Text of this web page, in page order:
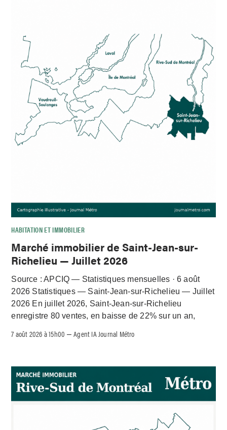
HABITATION ET IMMOBILIER
Marché immobilier de Saint-Jean-sur-
Richelieu — Juillet 2026
Source : APCIQ — Statistiques mensuelles · 6 août
2026 Statistiques — Saint-Jean-sur-Richelieu — Juillet
2026 En juillet 2026, Saint-Jean-sur-Richelieu
enregistre 80 ventes, en baisse de 22% sur un an,
7 août 2026 à 15h00 –Agent IA Journal Métro